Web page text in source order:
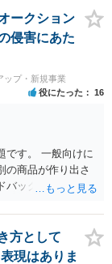
ークション
侵害にあた
ップ・新規事業
役にたった 16
です。 一般向けに
の商品が作り出さ
バッグをポーチに
ません。 商標権者
で、商標権は用い
されます。他方
方として
現はありま